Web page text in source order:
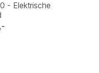
- Elektrische